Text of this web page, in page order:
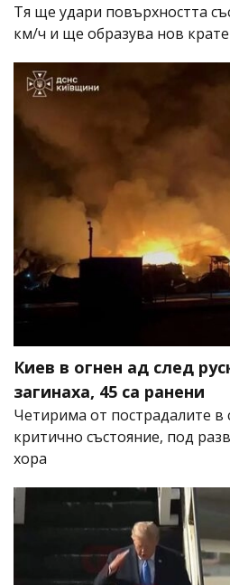
Тя ще удари повърхността
км/ч и ще образува нов
Киев в огнен ад след
загинаха, 45 са ранени
Четирима от пострадалите в
критично състояние, под
хора